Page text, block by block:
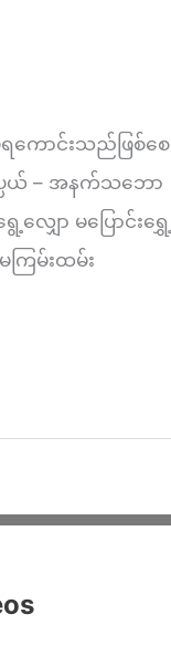
ကောင်းသည်​ဖြစ်​စေ
ပယ် – အနက်သဘော
ျှော မပြောင်းရွှေ့
ြမ်းထမ်း